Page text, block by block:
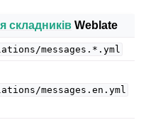
файлів
складників Weblate
messages.*.yml
messages.en.yml